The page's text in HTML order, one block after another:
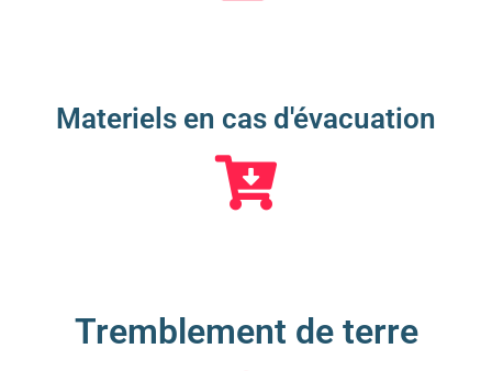
Materiels en cas d'évacuation
Tremblement de terre